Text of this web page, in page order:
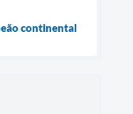
continental